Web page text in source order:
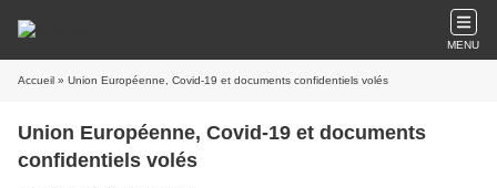
MENU
Accueil » Union Européenne, Covid-19 et documents confidentiels volés
Union Européenne, Covid-19 et documents
confidentiels volés